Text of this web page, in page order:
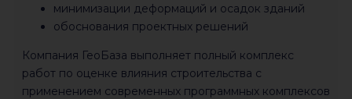
минимизации деформаций и осадок зданий
обоснования проектных решений
Компания ГеоБаза выполняет полный комплекс
работ по оценке влияния строительства с
применением современных программных комплексов